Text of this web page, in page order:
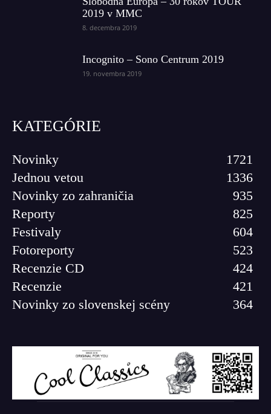
2019 v MMC
8. decembra 2019
Incognito – Sono Centrum 2019
19. novembra 2019
KATEGÓRIE
Novinky
1721
Jednou vetou
1336
Novinky zo zahraničia
935
Reporty
825
Festivaly
604
Fotoreporty
523
Recenzie CD
424
Recenzie
421
Novinky zo slovenskej scény
364